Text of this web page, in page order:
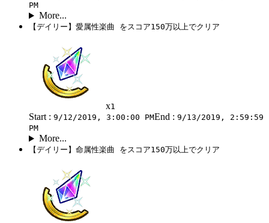
PM
More...
【デイリー】愛属性楽曲 をスコア150万以上でクリア
x1
Start : 9/12/2019, 3:00:00 PMEnd : 9/13/2019, 2:59:59
PM
More...
【デイリー】命属性楽曲 をスコア150万以上でクリア